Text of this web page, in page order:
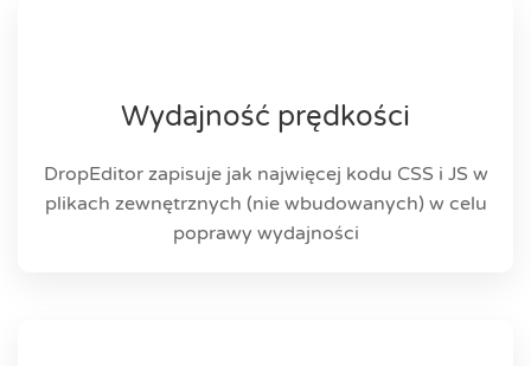
Wydajność prędkości
DropEditor zapisuje jak najwięcej kodu CSS i JS w
plikach zewnętrznych (nie wbudowanych) w celu
poprawy wydajności